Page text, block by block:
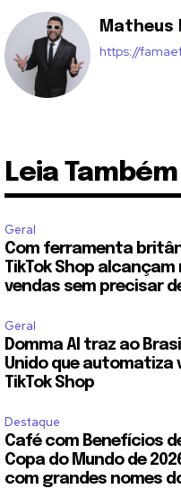
Matheus
https://
Leia Também
Geral
Com ferramenta
TikTok Shop alcançam
vendas sem precisar
Geral
Domma AI traz ao
Unido que automatiza
TikTok Shop
Destaque
Café com Benefícios
Copa do Mundo de
com grandes nomes